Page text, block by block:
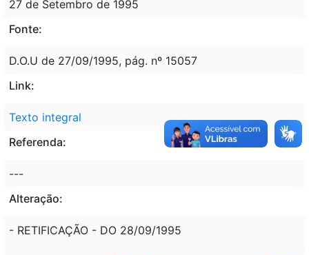
27 de Setembro de 1995
Fonte:
D.O.U de 27/09/1995, pág. nº 15057
Link:
Texto integral
Referenda:
---
Alteração:
- RETIFICAÇÃO - DO 28/09/1995